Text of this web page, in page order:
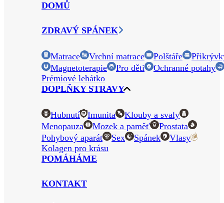
DOMŮ
ZDRAVÝ SPÁNEK
Matrace Vrchní matrace Polštáře
Magnetoterapie
Pro děti
Ochranné potahy
Prémiové lehátko
DOPLŇKY STRAVY
Hubnutí Imunita
Klouby a svaly
Menopauza
Mozek a paměť
Prostata
Pohybový aparát
Sex Spánek
Vlasy
Kolagen pro krásu
POMÁHÁME
KONTAKT